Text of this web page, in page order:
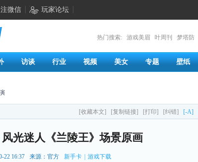
微信 玩家论坛
热门搜索: 游戏美眉 叶周刊 梦塔防
访谈 行业 视频 美女 专题 壁纸
[收藏本文] [复制链接] [打印] [纠错] [-A]
光迷人《兰陵王》场景原画
22 16:37 来源：官方 新手卡 游戏下载